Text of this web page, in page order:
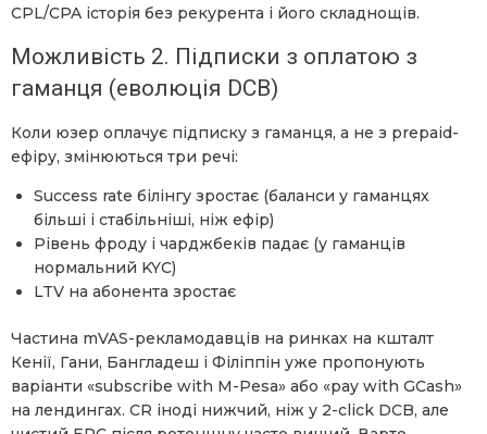
CPL/CPA історія без рекурента і його складнощів.
Можливість 2. Підписки з оплатою з
гаманця (еволюція DCB)
Коли юзер оплачує підписку з гаманця, а не з prepaid-
ефіру, змінюються три речі:
Success rate білінгу зростає (баланси у гаманцях
більші і стабільніші, ніж ефір)
Рівень фроду і чарджбеків падає (у гаманців
нормальний KYC)
LTV на абонента зростає
Частина mVAS-рекламодавців на ринках на кшталт
Кенії, Гани, Бангладеш і Філіппін уже пропонують
варіанти «subscribe with M-Pesa» або «pay with GCash»
на лендингах. CR іноді нижчий, ніж у 2-click DCB, але